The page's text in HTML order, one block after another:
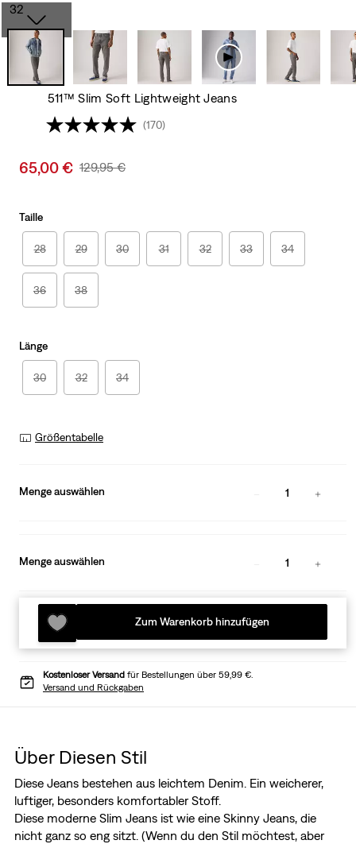
32
511™ Slim Soft Lightweight Jeans
(170)
Sale
65,00 € Original
129,95 €
Taille
28 29 30 31 32 33 34
36 38
Länge
30 32 34
Größentabelle
Menge auswählen 1
Menge auswählen 1
Zum Warenkorb hinzufügen
Kostenloser Versand für Bestellungen über 59,99 €.
Versand und Rückgaben
Über Diesen Stil
Diese Jeans bestehen aus leichtem Denim. Ein weicherer,
luftiger, besonders komfortabler Stoff.
Diese moderne Slim Jeans ist wie eine Skinny Jeans, die
nicht ganz so eng sitzt. (Wenn du den Stil möchtest, aber